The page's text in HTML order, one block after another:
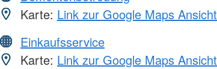
Karte: Link zur Google Maps Ansicht
Einkaufsservice
Karte: Link zur Google Maps Ansicht